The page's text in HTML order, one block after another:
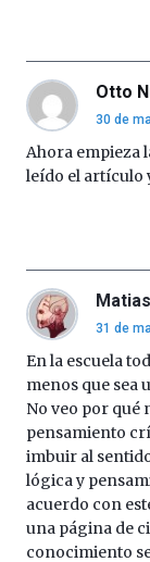
Otto
30 de
Ahora empieza
leído el artículo
Matias
31 de
En la escuela
menos que sea
No veo por qué
pensamiento
imbuir al
lógica y
acuerdo con
una página de
conocimiento